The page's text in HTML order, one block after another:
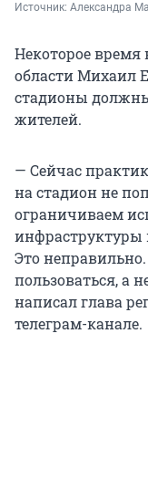
Источник: Александра
Некоторое время
области Михаил
стадионы
жителей.
— Сейчас
на стадион не
ограничиваем
инфраструктуры
Это
пользоваться, а
написал глава
телеграм-канале.